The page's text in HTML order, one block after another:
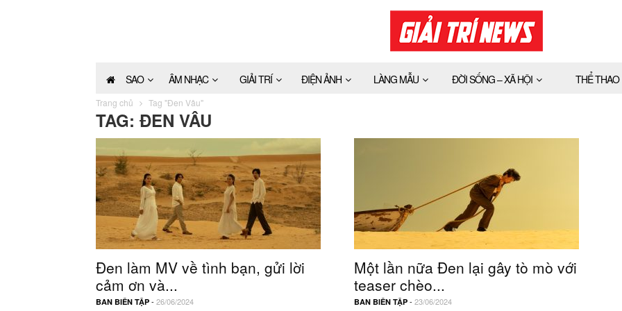
SAO ÂM NHẠC GIẢI TRÍ ĐIỆN ẢNH LÀNG MẪU ĐỜI SỐNG – XÃ HỘI THỂ THAO
Trang chủ Tag "Đen Vâu"
TAG: ĐEN VÂU
Đen làm MV về tình bạn, gửi lời
cảm ơn và...
BAN BIÊN TẬP - 26/06/2024
Một lần nữa Đen lại gây tò mò với
teaser chèo...
BAN BIÊN TẬP - 23/06/2024